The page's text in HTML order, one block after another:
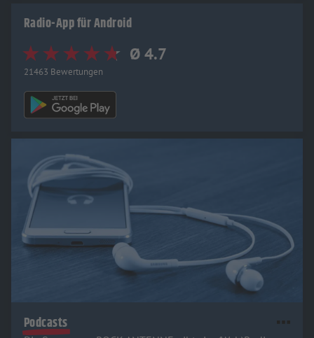
Radio-App für Android
Ø 4.7
21463 Bewertungen
Podcasts